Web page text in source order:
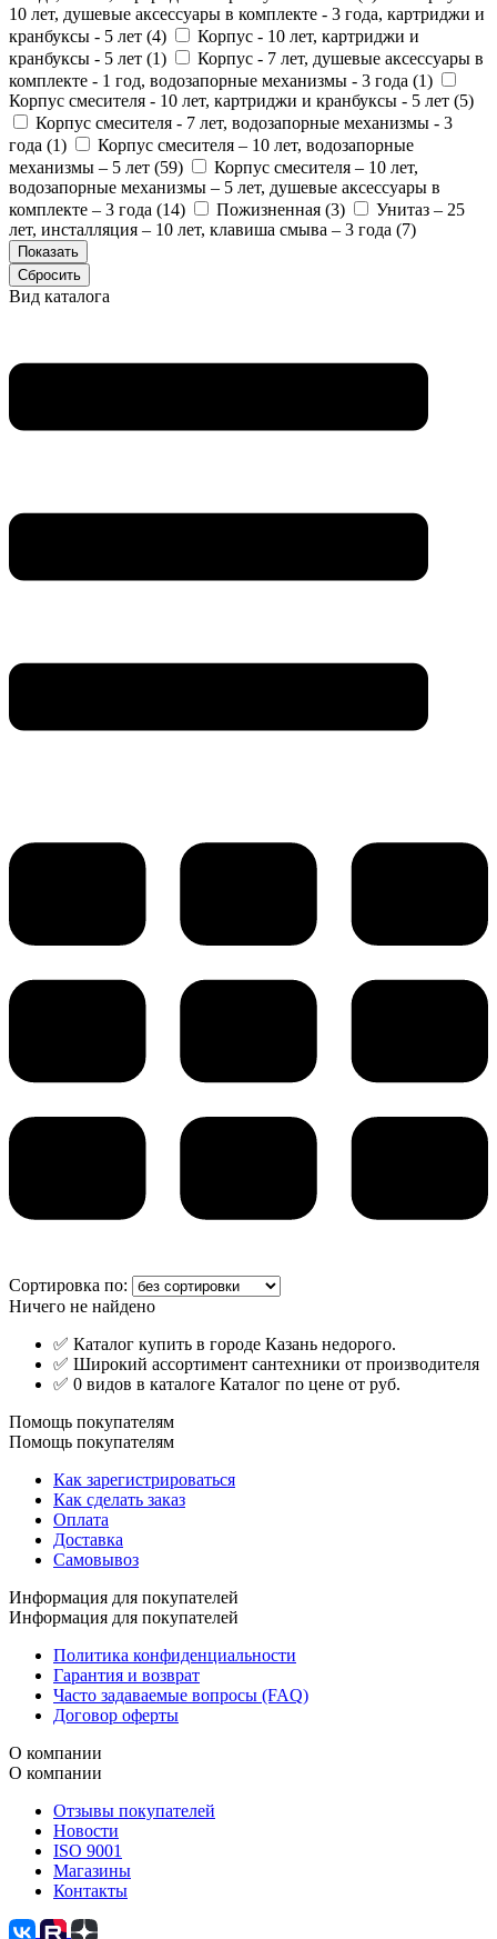
10 лет, душевые аксессуары в комплекте - 3 года, картриджи и
кранбуксы - 5 лет (4)
Корпус - 10 лет, картриджи и
кранбуксы - 5 лет (1)
Корпус - 7 лет, душевые аксессуары в
комплекте - 1 год, водозапорные механизмы - 3 года (1)
Корпус смесителя - 10 лет, картриджи и кранбуксы - 5 лет (5)
Корпус смесителя - 7 лет, водозапорные механизмы - 3
года (1)
Корпус смесителя – 10 лет, водозапорные
механизмы – 5 лет (59)
Корпус смесителя – 10 лет,
водозапорные механизмы – 5 лет, душевые аксессуары в
комплекте – 3 года (14) Пожизненная (3)
Унитаз – 25
лет, инсталляция – 10 лет, клавиша смыва – 3 года (7)
Вид каталога
Сортировка по:
Ничего не найдено
✅ Каталог купить в городе Казань недорого.
✅ Широкий ассортимент сантехники от производителя
✅ 0 видов в каталоге Каталог по цене от руб.
Помощь покупателям
Помощь покупателям
Как зарегистрироваться
Как сделать заказ
Оплата
Доставка
Самовывоз
Информация для покупателей
Информация для покупателей
Политика конфиденциальности
Гарантия и возврат
Часто задаваемые вопросы (FAQ)
Договор оферты
О компании
О компании
Отзывы покупателей
Новости
ISO 9001
Магазины
Контакты